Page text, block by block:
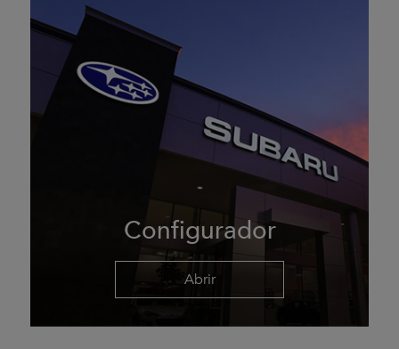
Configurador
Abrir